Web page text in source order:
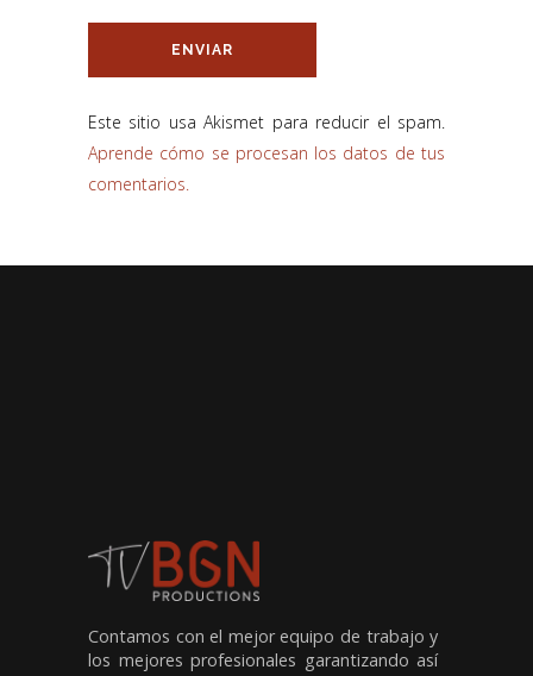
Este sitio usa Akismet para reducir el spam.
Aprende cómo se procesan los datos de tus
comentarios.
Contamos con el mejor equipo de trabajo y
los mejores profesionales garantizando así